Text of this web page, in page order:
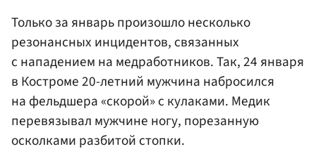
Только за январь произошло несколько
резонансных инцидентов, связанных
с нападением на медработников. Так, 24 января
в Костроме 20-летний мужчина набросился
на фельдшера «скорой» с кулаками. Медик
перевязывал мужчине ногу, порезанную
осколками разбитой стопки.